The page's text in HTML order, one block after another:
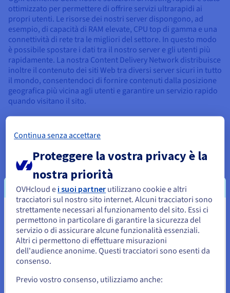
ottimizzato per permettere di offrire servizi ultrarapidi ai
propri utenti. Le risorse dei nostri server dispongono, ad
esempio, di capacità di RAM elevate, CPU top di gamma e una
connettività di rete tra le migliori del settore. In questo modo
è possibile spostare i dati tra il nostro server e gli utenti più
rapidamente. La nostra Content Delivery Network distribuisce
inoltre il contenuto dei siti Web tra diversi server sicuri in tutto
il mondo, consentendoci di fornire contenuti dalla posizione
geografica più vicina agli utenti e garantire un servizio rapido
quando visitano il sito.
Sicurezza dei siti rafforzata
Per garantire la sicurezza delle operazioni in qualsiasi
momento, il nostro hosting rapido di siti Web propone
numerose misure di sicurezza. Grazie alla crittografia SSL
gratuita inclusa di default, firewall, scansione dei malware e
sistema anti-DDoS personalizzato, la protezione è assicurata
24/7.
crescita
Sembra che la tua localizzazione sia
Stati Uniti
Per effettuare un ordine da Stati Uniti, è necessario accedere al
sito web del Paese e creare un account.
Vai al sito Stati Uniti
Continua senza accettare
Proteggere la vostra privacy è la
nostra priorità
OVHcloud ei suoi partnerutilizzano cookie e altri
tracciatori sul nostro sito internet. Alcuni tracciatori sono
strettamente necessari al funzionamento del sito. Essi ci
permettono in particolare di garantire la sicurezza del
servizio o di assicurare alcune funzionalità essenziali.
Altri ci permettono di effettuare misurazioni
dell'audience anonime. Questi tracciatori sono esenti da
consenso.
Previo vostro consenso, utilizziamo anche: